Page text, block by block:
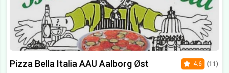
Pizza Bella Italia AAU Aalborg Øst 4.6 (11)